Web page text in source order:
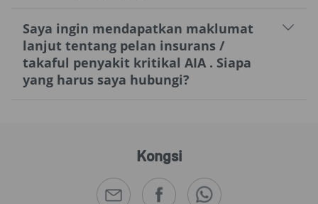
Saya ingin mendapatkan maklumat
lanjut tentang pelan insurans /
takaful penyakit kritikal AIA . Siapa
yang harus saya hubungi?
Kongsi